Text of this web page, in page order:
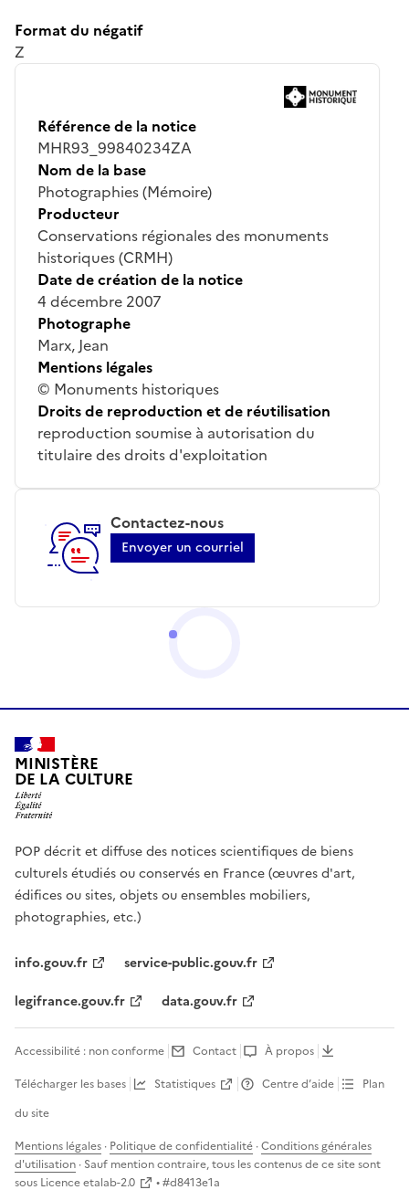
Format du négatif
Z
Référence de la notice
MHR93_99840234ZA
Nom de la base
Photographies (Mémoire)
Producteur
Conservations régionales des monuments
historiques (CRMH)
Date de création de la notice
4 décembre 2007
Photographe
Marx, Jean
Mentions légales
© Monuments historiques
Droits de reproduction et de réutilisation
reproduction soumise à autorisation du
titulaire des droits d'exploitation
Contactez-nous
Envoyer un courriel
MINISTÈRE
DE LA CULTURE
POP décrit et diffuse des notices scientifiques de biens
culturels étudiés ou conservés en France (œuvres d'art,
édifices ou sites, objets ou ensembles mobiliers,
photographies, etc.)
info.gouv.fr
service-public.gouv.fr
legifrance.gouv.fr
data.gouv.fr
Accessibilité : non conforme Contact
À propos
Télécharger les bases
Statistiques Centre d’aide
Plan
du site
Mentions légales · Politique de confidentialité ·Conditions générales
d'utilisation · Sauf mention contraire, tous les contenus de ce site sont
sous Licence etalab-2.0 • #d8413e1a